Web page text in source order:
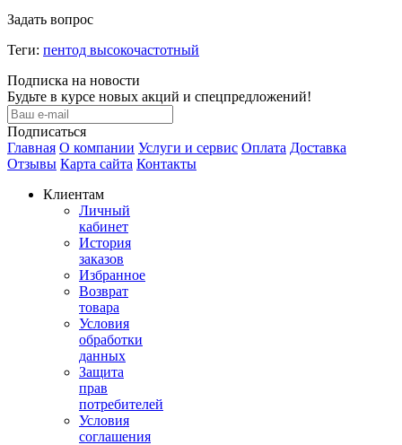
Задать вопрос
Теги: пентод высокочастотный
Подписка на новости
Будьте в курсе новых акций и спецпредложений!
Подписаться
Главная О компании Услуги и сервис Оплата Доставка
Отзывы Карта сайта Контакты
Клиентам
Личный
кабинет
История
заказов
Избранное
Возврат
товара
Условия
обработки
данных
Защита
прав
потребителей
Условия
соглашения